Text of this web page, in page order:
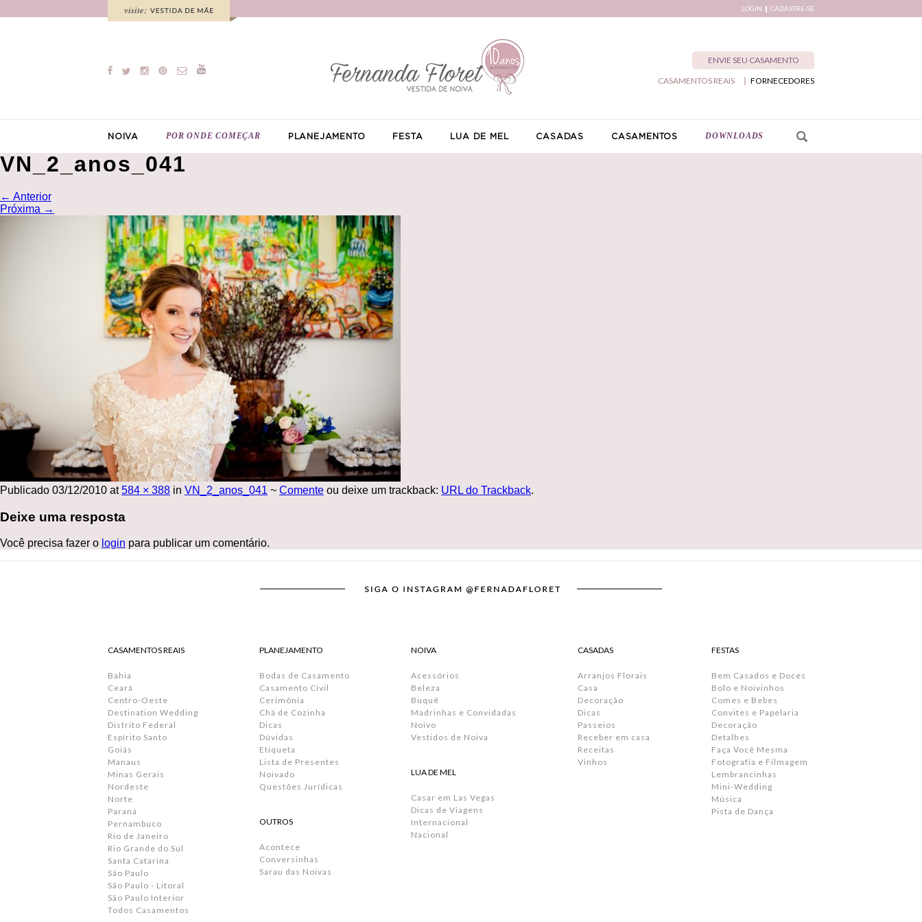
LOGIN CADASTRE-SE
ENVIE SEU CASAMENTO
FORNECEDORES
CASAMENTOS REAIS
NOIVA POR ONDE COMEÇAR PLANEJAMENTO FESTA LUA DE MEL CASADAS CASAMENTOS DOWNLOADS
VN_2_anos_041
← Anterior
Próxima →
Publicado 03/12/2010 at584 × 388 in VN_2_anos_041 ~ Comente ou deixe um trackback: URL do Trackback.
Deixe uma resposta
Você precisa fazer o login para publicar um comentário.
CASAMENTOS REAIS
Bahia
Ceará
Centro-Oeste
Destination Wedding
Distrito Federal
Espírito Santo
Goiás
Manaus
Minas Gerais
Nordeste
Norte
Paraná
Pernambuco
Rio de Janeiro
Rio Grande do Sul
Santa Catarina
São Paulo
São Paulo - Litoral
São Paulo Interior
Todos Casamentos
PLANEJAMENTO
Bodas de Casamento
Casamento Civil
Cerimônia
Chá de Cozinha
Dicas
Dúvidas
Etiqueta
Lista de Presentes
Noivado
Questões Jurídicas
OUTROS
Acontece
Conversinhas
Sarau das Noivas
NOIVA
Acessórios
Beleza
Buquê
Madrinhas e Convidadas
Noivo
Vestidos de Noiva
LUA DE MEL
Casar em Las Vegas
Dicas de Viagens
Internacional
Nacional
CASADAS
Arranjos Florais
Casa
Decoração
Dicas
Passeios
Receber em casa
Receitas
Vinhos
FESTAS
Bem Casados e Doces
Bolo e Noivinhos
Comes e Bebes
Convites e Papelaria
Decoração
Detalhes
Faça Você Mesma
Fotografia e Filmagem
Lembrancinhas
Mini-Wedding
Música
Pista de Dança